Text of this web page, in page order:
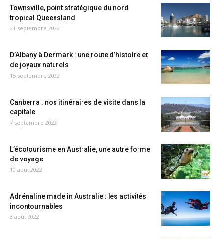
Townsville, point stratégique du nord
tropical Queensland
21 septembre 2022
D’Albany à Denmark : une route d’histoire et
de joyaux naturels
15 septembre 2022
Canberra : nos itinéraires de visite dans la
capitale
7 septembre 2022
L’écotourisme en Australie, une autre forme
de voyage
10 août 2022
Adrénaline made in Australie : les activités
incontournables
3 août 2022